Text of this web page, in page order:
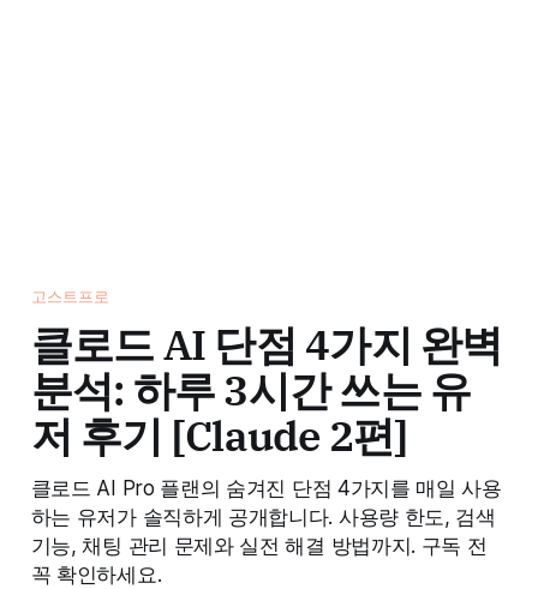
고스트프로
클로드 AI 단점 4가지 완벽
분석: 하루 3시간 쓰는 유
저 후기 [Claude 2편]
클로드 AI Pro 플랜의 숨겨진 단점 4가지를 매일 사용
하는 유저가 솔직하게 공개합니다. 사용량 한도, 검색
기능, 채팅 관리 문제와 실전 해결 방법까지. 구독 전
꼭 확인하세요.